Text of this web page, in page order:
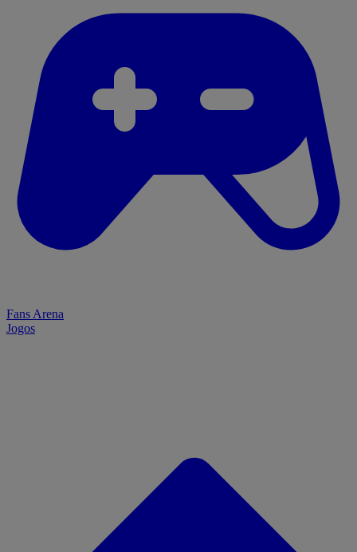
Fans Arena
Jogos